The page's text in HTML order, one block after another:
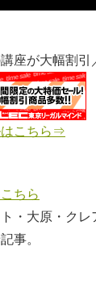
座が大幅割引
はこちら⇒
ちら
・大原・ク
事。